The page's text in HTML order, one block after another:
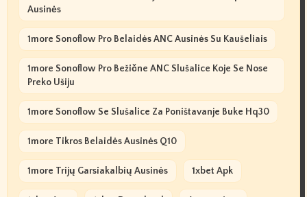
Ausinės
1more Sonoflow Pro Belaidės ANC Ausinės Su Kaušeliais
1more Sonoflow Pro Bežične ANC Slušalice Koje Se Nose
Preko Ušiju
1more Sonoflow Se Slušalice Za Poništavanje Buke Hq30
1more Tikros Belaidės Ausinės Q10
1more Trijų Garsiakalbių Ausinės 1xbet Apk